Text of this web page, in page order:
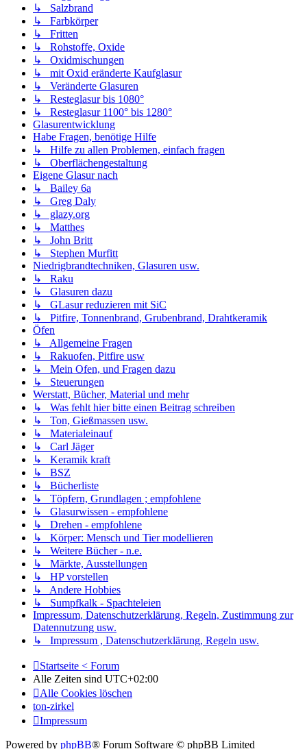
↳ Salzbrand
↳ Farbkörper
↳ Fritten
↳ Rohstoffe, Oxide
↳ Oxidmischungen
↳ mit Oxid eränderte Kaufglasur
↳ Veränderte Glasuren
↳ Resteglasur bis 1080°
↳ Resteglasur 1100° bis 1280°
Glasurentwicklung
Habe Fragen, benötige Hilfe
↳ Hilfe zu allen Problemen, einfach fragen
↳ Oberflächengestaltung
Eigene Glasur nach
↳ Bailey 6a
↳ Greg Daly
↳ glazy.org
↳ Matthes
↳ John Britt
↳ Stephen Murfitt
Niedrigbrandtechniken, Glasuren usw.
↳ Raku
↳ Glasuren dazu
↳ GLasur reduzieren mit SiC
↳ Pitfire, Tonnenbrand, Grubenbrand, Drahtkeramik
Öfen
↳ Allgemeine Fragen
↳ Rakuofen, Pitfire usw
↳ Mein Ofen, und Fragen dazu
↳ Steuerungen
Werstatt, Bücher, Material und mehr
↳ Was fehlt hier bitte einen Beitrag schreiben
↳ Ton, Gießmassen usw.
↳ Materialeinauf
↳ Carl Jäger
↳ Keramik kraft
↳ BSZ
↳ Bücherliste
↳ Töpfern, Grundlagen ; empfohlene
↳ Glasurwissen - empfohlene
↳ Drehen - empfohlene
↳ Körper: Mensch und Tier modellieren
↳ Weitere Bücher - n.e.
↳ Märkte, Ausstellungen
↳ HP vorstellen
↳ Andere Hobbies
↳ Sumpfkalk - Spachteleien
Impressum, Datenschutzerklärung, Regeln, Zustimmung zur
Datennutzung usw.
↳ Impressum , Datenschutzerklärung, Regeln usw.
Startseite < Forum
Alle Zeiten sind UTC+02:00
Alle Cookies löschen
ton-zirkel
Impressum
Powered by phpBB® Forum Software © phpBB Limited